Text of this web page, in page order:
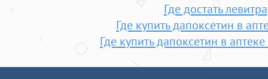
Где достать левитра
Где купить дапоксетин в
Где купить дапоксетин в